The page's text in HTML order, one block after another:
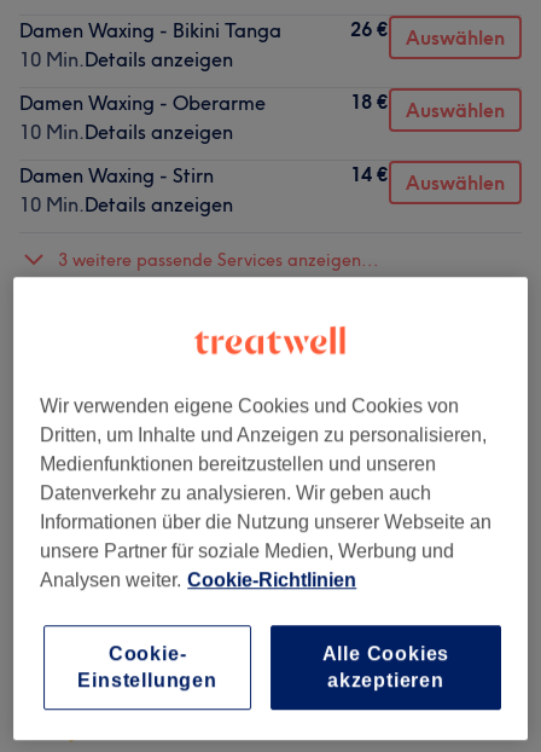
Damen Waxing - Bikini Tanga
10 Min.Details anzeigen
26 € Auswählen
Damen Waxing - Oberarme
10 Min.Details anzeigen
18 € Auswählen
Damen Waxing - Stirn
10 Min.Details anzeigen
14 € Auswählen
3 weitere passende Services anzeigen...
Nicht gefunden wonach du gesucht hast?
Damen Waxing (59) ab 8 €
Herren Waxing (40) ab 9 €
Salonbewertungen
4,8
Wir verwenden eigene Cookies und Cookies von
Dritten, um Inhalte und Anzeigen zu personalisieren,
Medienfunktionen bereitzustellen und unseren
Datenverkehr zu analysieren. Wir geben auch
Informationen über die Nutzung unserer Webseite an
unsere Partner für soziale Medien, Werbung und
Analysen weiter. Cookie-Richtlinien
Cookie-
Einstellungen
Alle Cookies
akzeptieren